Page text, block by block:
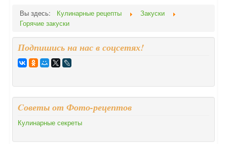
Вы здесь:
Кулинарные рецепты
Закуски
Горячие закуски
Подпишись на нас в соцсетях!
Cоветы от Фото-рецептов
Кулинарные секреты